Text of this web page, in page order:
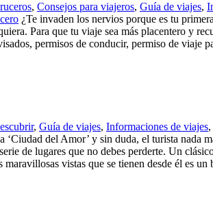
, Consejos para viajeros, Guía de viajes,
¿Te invaden los nervios porque es tu
Para que tu viaje sea más placentero y
permisos de conducir, permiso de viaje
, Guía de viajes, Informaciones de viajes,
‘Ciudad del Amor’ y sin duda, el turista nada
de lugares que no debes perderte. Un
vistas que se tienen desde él es